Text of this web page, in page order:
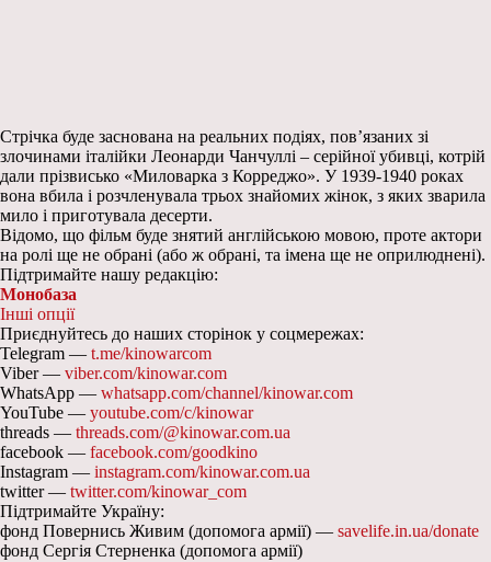
Стрічка буде заснована на реальних подіях, пов’язаних зі
злочинами італійки Леонарди Чанчуллі – серійної убивці, котрій
дали прізвисько «Миловарка з Корреджо». У 1939-1940 роках
вона вбила і розчленувала трьох знайомих жінок, з яких зварила
мило і приготувала десерти.
Відомо, що фільм буде знятий англійською мовою, проте актори
на ролі ще не обрані (або ж обрані, та імена ще не оприлюднені).
Підтримайте нашу редакцію:
Монобаза
Інші опції
Приєднуйтесь до наших сторінок у соцмережах:
Telegram — t.me/kinowarcom
Viber — viber.com/kinowar.com
WhatsApp — whatsapp.com/channel/kinowar.com
YouTube — youtube.com/c/kinowar
threads — threads.com/@kinowar.com.ua
facebook — facebook.com/goodkino
Instagram — instagram.com/kinowar.com.ua
twitter — twitter.com/kinowar_com
Підтримайте Україну:
фонд Повернись Живим (допомога армії) — savelife.in.ua/donate
фонд Сергія Стерненка (допомога армії)